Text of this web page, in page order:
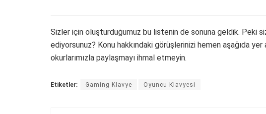
Sizler için oluşturduğumuz bu listenin de sonuna geldik. Peki
ediyorsunuz? Konu hakkındaki görüşlerinizi hemen aşağıda
okurlarımızla paylaşmayı ihmal etmeyin.
Etiketler: Gaming Klavye Oyuncu Klavyesi